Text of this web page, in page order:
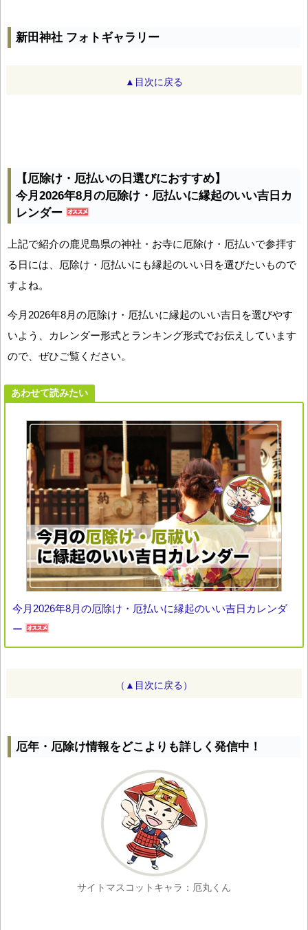
新田神社 フォトギャラリー
▲目次に戻る
【厄除け・厄払いの日選びにおすすめ】
今月2026年8月の厄除け・厄払いに縁起のいい吉日カ
レンダー
上記で紹介の鹿児島県の神社・お寺に厄除け・厄払いで参拝す
る日には、厄除け・厄払いにも縁起のいい日を選びたいもので
すよね。
今月2026年8月の厄除け・厄払いに縁起のいい吉日を選びやす
いよう、カレンダー形式とランキング形式でお伝えしています
ので、ぜひご覧ください。
あわせて読みたい
今月2026年8月の厄除け・厄払いに縁起のいい吉日カレンダ
ー
（▲目次に戻る）
厄年・厄除け情報をどこよりも詳しく発信中！
サイトマスコットキャラ：厄丸くん